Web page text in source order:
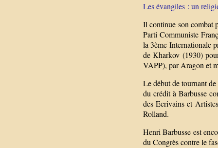
Les évangiles : un
Il continue son combat
Parti Communiste
la 3ème Internationale
de Kharkov (1930)
VAPP), par Aragon et
Le début de tournant
du crédit à Barbusse
des Ecrivains et
Rolland.
Henri Barbusse est
du Congrès contre le